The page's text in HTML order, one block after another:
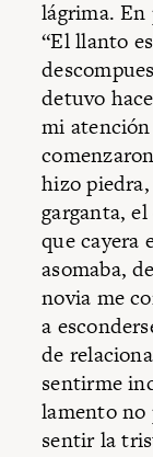
lágrima. En
“El llanto
detuvo
mi
hizo
garganta,
que cayera
asomaba,
novia me
a
de
sentirme
lamento no
sentir la